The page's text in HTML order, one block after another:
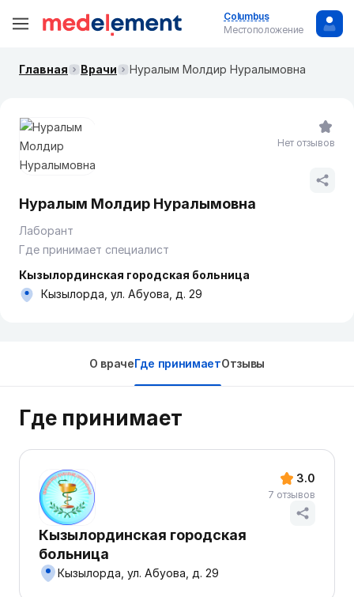
Columbus
Местоположение
Главная Врачи Нуралым Молдир Нуралымовна
Нуралым Молдир Нуралымовна
Лаборант
Где принимает специалист
Кызылординская городская больница
Кызылорда, ул. Абуова, д. 29
Нет отзывов
О врачеГде принимаетОтзывы
Где принимает
Кызылординская городская
больница
Кызылорда, ул. Абуова, д. 29
3.0
7 отзывов